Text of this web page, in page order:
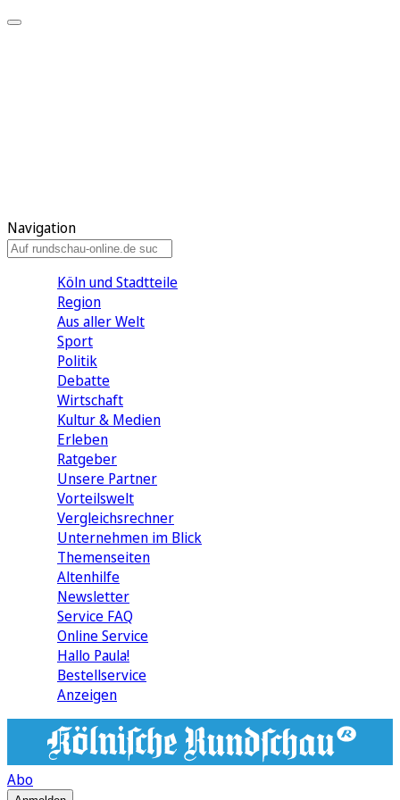
Navigation
Köln und Stadtteile
Region
Aus aller Welt
Sport
Politik
Debatte
Wirtschaft
Kultur & Medien
Erleben
Ratgeber
Unsere Partner
Vorteilswelt
Vergleichsrechner
Unternehmen im Blick
Themenseiten
Altenhilfe
Newsletter
Service FAQ
Online Service
Hallo Paula!
Bestellservice
Anzeigen
Abo